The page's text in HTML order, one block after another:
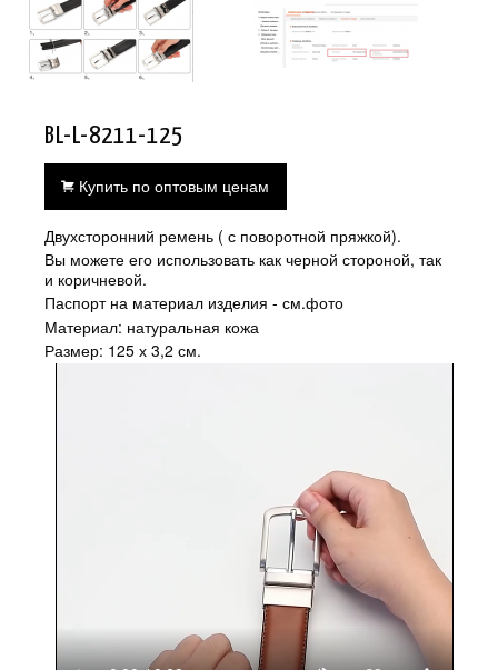
BL-L-8211-125
Купить по оптовым ценам
Двухсторонний ремень ( с поворотной пряжкой).
Вы можете его использовать как черной стороной, так
и коричневой.
Паспорт на материал изделия - см.фото
Материал: натуральная кожа
Размер: 125 х 3,2 см.